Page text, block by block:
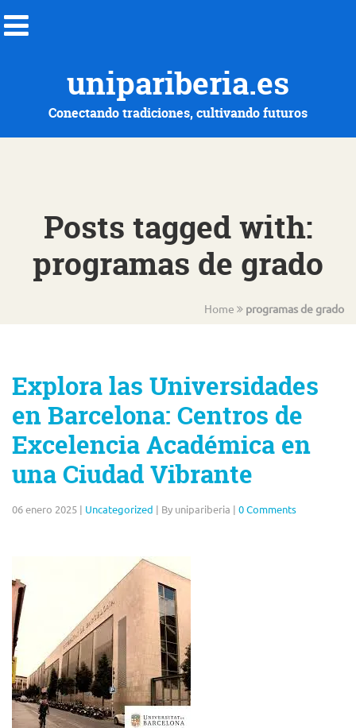
unipariberia.es
Conectando tradiciones, cultivando futuros
Posts tagged with:
programas de grado
Home programas de grado
Explora las Universidades
en Barcelona: Centros de
Excelencia Académica en
una Ciudad Vibrante
06 enero 2025 | Uncategorized | By unipariberia | 0 Comments